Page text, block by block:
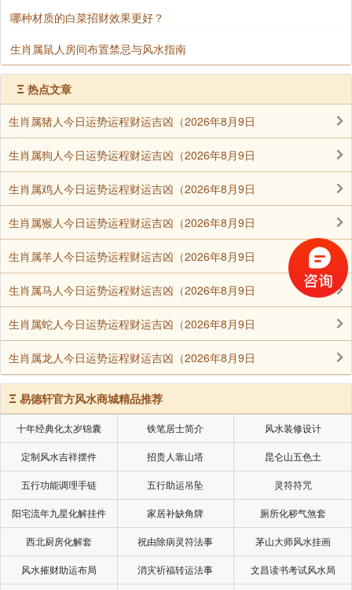
哪种材质的白菜招财效果更好？
生肖属鼠人房间布置禁忌与风水指南
Ξ 热点文章
生肖属猪人今日运势运程财运吉凶（2026年8月9日
生肖属狗人今日运势运程财运吉凶（2026年8月9日
生肖属鸡人今日运势运程财运吉凶（2026年8月9日
生肖属猴人今日运势运程财运吉凶（2026年8月9日
生肖属羊人今日运势运程财运吉凶（2026年8月9日
生肖属马人今日运势运程财运吉凶（2026年8月9日
生肖属蛇人今日运势运程财运吉凶（2026年8月9日
生肖属龙人今日运势运程财运吉凶（2026年8月9日
Ξ 易德轩官方风水商城精品推荐
十年经典化太岁锦囊 铁笔居士简介 风水装修设计
定制风水吉祥摆件 招贵人靠山塔 昆仑山五色土
五行功能调理手链 五行助运吊坠 灵符符咒
阳宅流年九星化解挂件 家居补缺角牌 厕所化秽气煞套
西北厨房化解套 祝由除病灵符法事 茅山大师风水挂画
风水摧财助运布局 消灾祈福转运法事 文昌读书考试风水局